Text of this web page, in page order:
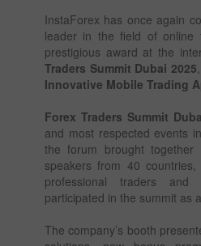
InstaForex has once again
leader in the field of online
prestigious award at the
Traders Summit Dubai 2025
Innovative Mobile Trading
Forex Traders Summit
and most respected events
the forum brought
speakers from 40
professional traders and
participated in the summit as
The company’s booth